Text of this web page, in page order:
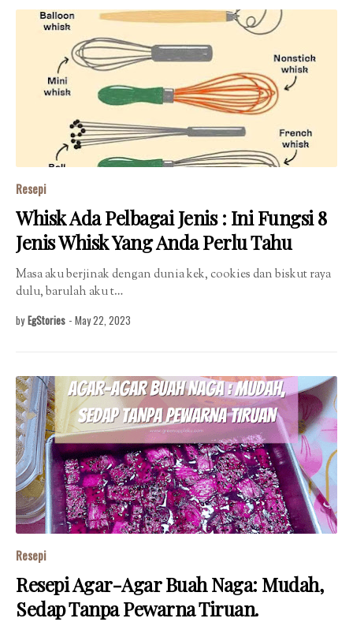
Resepi
Whisk Ada Pelbagai Jenis : Ini Fungsi 8
Jenis Whisk Yang Anda Perlu Tahu
Masa aku berjinak dengan dunia kek, cookies dan biskut raya
dulu, barulah aku t…
by EgStories - May 22, 2023
Resepi
Resepi Agar-Agar Buah Naga: Mudah,
Sedap Tanpa Pewarna Tiruan.